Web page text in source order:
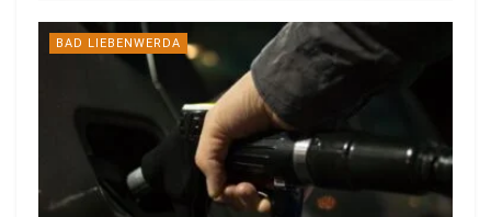
BAD LIEBENWERDA